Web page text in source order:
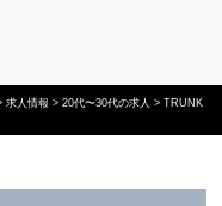
求人情報 >20代〜30代の求人 >TRUNK